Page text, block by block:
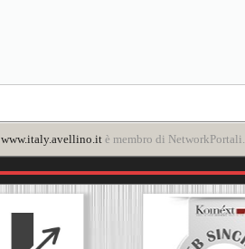
www.italy.avellino.itè membro di